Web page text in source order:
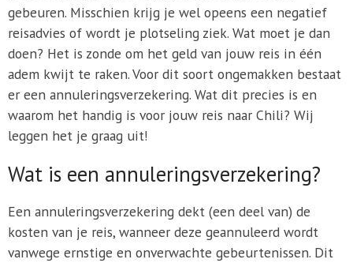
gebeuren. Misschien krijg je wel opeens een negatief
reisadvies of wordt je plotseling ziek. Wat moet je dan
doen? Het is zonde om het geld van jouw reis in één
adem kwijt te raken. Voor dit soort ongemakken bestaat
er een annuleringsverzekering. Wat dit precies is en
waarom het handig is voor jouw reis naar Chili? Wij
leggen het je graag uit!
Wat is een annuleringsverzekering?
Een annuleringsverzekering dekt (een deel van) de
kosten van je reis, wanneer deze geannuleerd wordt
vanwege ernstige en onverwachte gebeurtenissen. Dit